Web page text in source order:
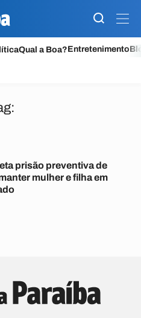
Qual a Boa?Entretenimento
prisão preventiva de
mulher e filha em